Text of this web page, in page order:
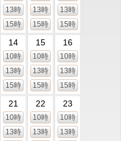
13時
15時
13時
15時
13時
15時
14
10時
13時
15時
15
10時
13時
15時
16
10時
13時
15時
21
10時
13時
22
10時
13時
23
10時
13時